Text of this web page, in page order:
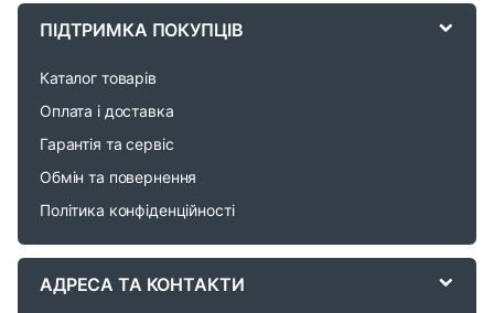
ПІДТРИМКА ПОКУПЦІВ
Каталог товарів
Оплата і доставка
Гарантія та сервіс
Обмін та повернення
Політика конфіденційності
АДРЕСА ТА КОНТАКТИ